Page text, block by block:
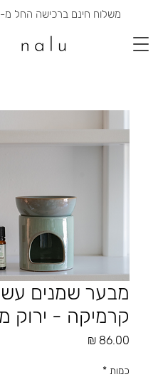
מבער שמנים
קרמיקה - ירוק
כמות *